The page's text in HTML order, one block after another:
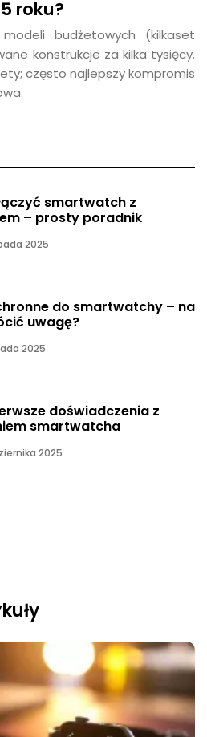
roku?
budżetowych (kilkaset
konstrukcje za kilka tysięcy.
często najlepszy kompromis
smartwatch z
– prosty poradnik
2025
do smartwatchy – na
uwagę?
2025
doświadczenia z
smartwatcha
2025